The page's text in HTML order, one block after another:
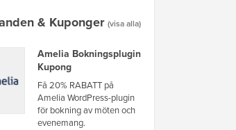
& Kuponger (visa alla)
Amelia Bokningsplugin
Kupong
Få 20% RABATT på
Amelia WordPress-plugin
för bokning av möten och
evenemang.